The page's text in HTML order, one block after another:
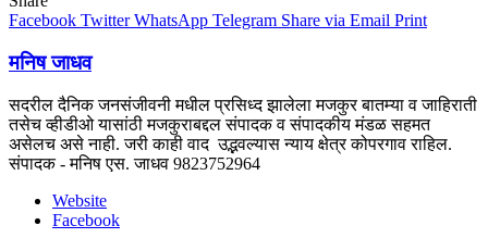
Facebook Twitter WhatsApp Telegram Share via Email Print
मनिष जाधव
सदरील दैनिक जनसंजीवनी मधील प्रसिध्द झालेला मजकुर बातम्या व जाहिराती
तसेच व्हीडीओ यासांठी मजकुराबद्दल संपादक व संपादकीय मंडळ सहमत
असेलच असे नाही. जरी काही वाद उद्भवल्यास न्याय क्षेत्र कोपरगाव राहिल.
संपादक - मनिष एस. जाधव 9823752964
Website
Facebook